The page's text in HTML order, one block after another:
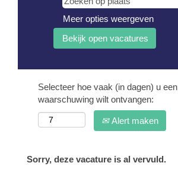
Meer opties weergeven
Selecteer hoe vaak (in dagen) u een
waarschuwing wilt ontvangen:
Alert maken
Sorry, deze vacature is al vervuld.